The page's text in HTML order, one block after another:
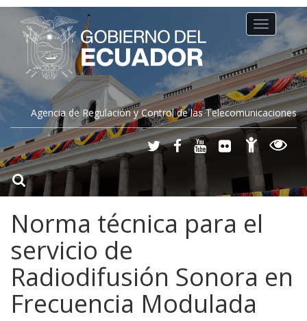
Agencia de Regulación y Control de las Telecomunicaciones
Toggle
navigation
Norma técnica para el
servicio de
Radiodifusión Sonora en
Frecuencia Modulada